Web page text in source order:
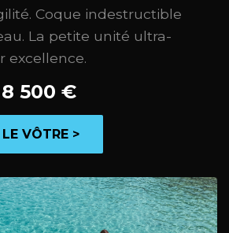
Coque indestructible
La petite unité ultra-
excellence.
500 €
VÔTRE >